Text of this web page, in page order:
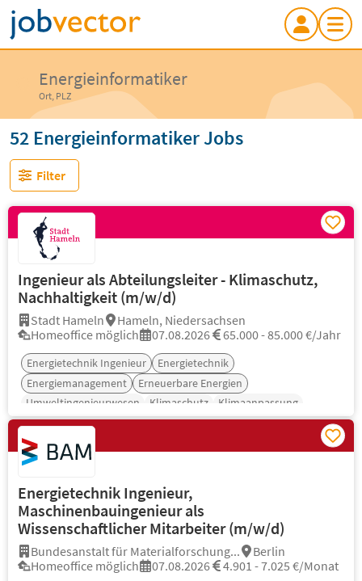
Energieinformatiker
Ort, PLZ
52 Energieinformatiker Jobs
Filter
Ingenieur als Abteilungsleiter - Klimaschutz,
Nachhaltigkeit (m/w/d)
Stadt Hameln
Hameln, Niedersachsen
Homeoffice möglich
07.08.2026 65.000 - 85.000 €/Jahr
Energietechnik Ingenieur
Energietechnik
Energiemanagement
Erneuerbare Energien
Umweltingenieurwesen
Klimaschutz Klimaanpassung
Energietechnik Ingenieur,
Maschinenbauingenieur als
Wissenschaftlicher Mitarbeiter (m/w/d)
Bundesanstalt für Materialforschung...
Berlin
Homeoffice möglich
07.08.2026 4.901 - 7.025 €/Monat